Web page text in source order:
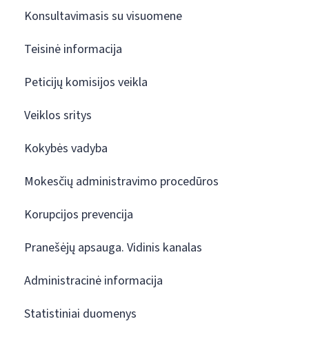
Konsultavimasis su visuomene
Teisinė informacija
Peticijų komisijos veikla
Veiklos sritys
Kokybės vadyba
Mokesčių administravimo procedūros
Korupcijos prevencija
Pranešėjų apsauga. Vidinis kanalas
Administracinė informacija
Statistiniai duomenys